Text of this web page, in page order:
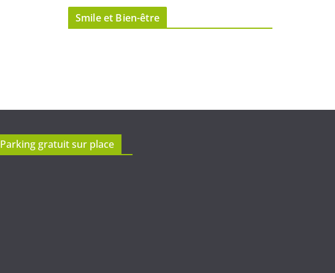
Smile et Bien-être
Parking gratuit sur place